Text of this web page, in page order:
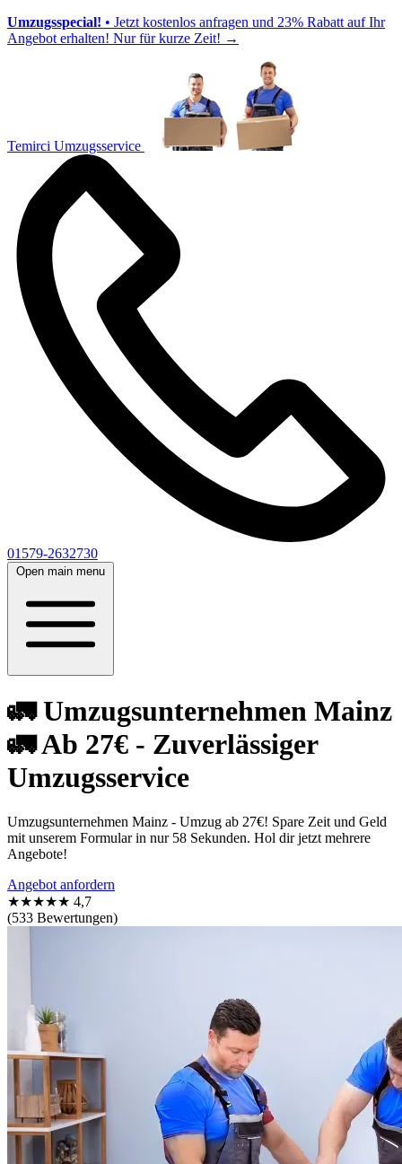
Umzugsspecial! • Jetzt kostenlos anfragen und 23% Rabatt auf Ihr
Angebot erhalten! Nur für kurze Zeit! →
Temirci Umzugsservice
01579-2632730
Open main menu
🚛 Umzugsunternehmen Mainz
🚛 Ab 27€ - Zuverlässiger
Umzugsservice
Umzugsunternehmen Mainz - Umzug ab 27€! Spare Zeit und Geld
mit unserem Formular in nur 58 Sekunden. Hol dir jetzt mehrere
Angebote!
Angebot anfordern
★★★★★ 4,7
(533 Bewertungen)